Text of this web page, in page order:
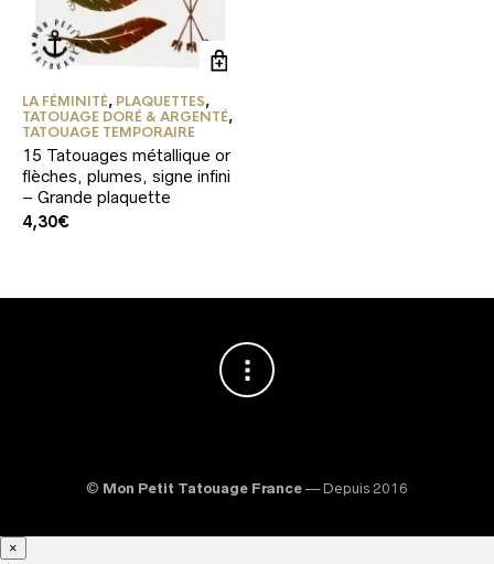
LA FÉMINITÉ, PLAQUETTES,
TATOUAGE DORÉ & ARGENTÉ,
TATOUAGE TEMPORAIRE
15 Tatouages métallique or
flèches, plumes, signe infini
– Grande plaquette
4,30€
© Mon Petit Tatouage France — Depuis 2016
×